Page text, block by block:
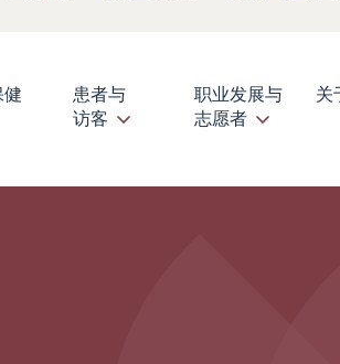
患者与
访客
职业发展与
志愿者
关